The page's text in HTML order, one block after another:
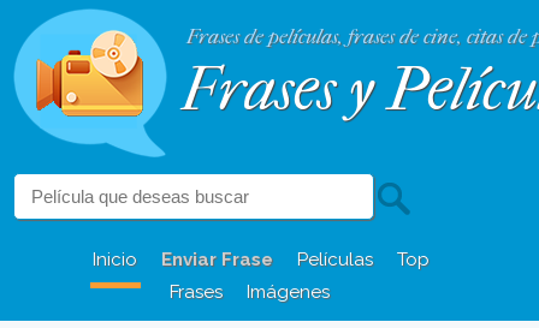
Frases de películas, frases de cine, citas de
Frases y
Inicio Enviar Frase Películas
Top
Frases
Imágenes